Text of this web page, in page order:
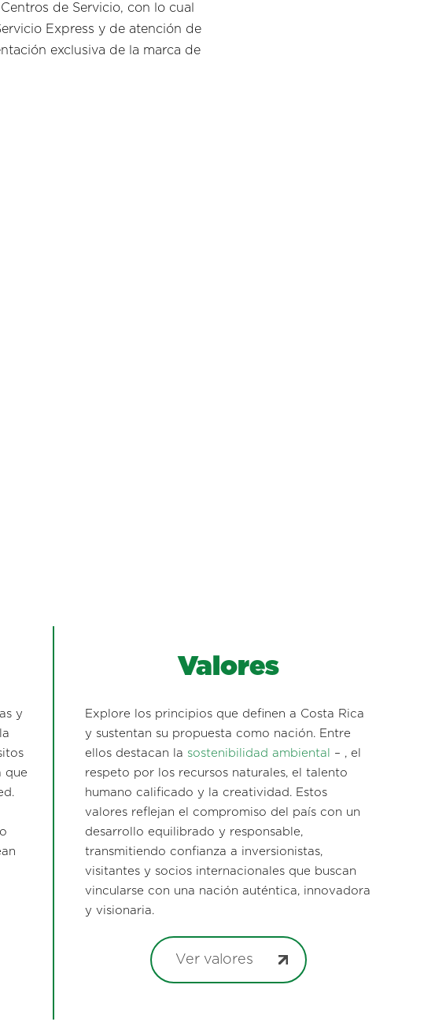
de Servicio, con lo cual
Express y de atención de
exclusiva de la marca de
y
que
Valores
Explore los principios que definen a Costa Rica
y sustentan su propuesta como nación. Entre
ellos destacan la sostenibilidad ambiental
– , el
respeto por los recursos naturales, el talento
humano calificado y la creatividad. Estos
valores reflejan el compromiso del país con un
desarrollo equilibrado y responsable,
transmitiendo confianza a inversionistas,
visitantes y socios internacionales que buscan
vincularse con una nación auténtica, innovadora
y visionaria.
Ver valores